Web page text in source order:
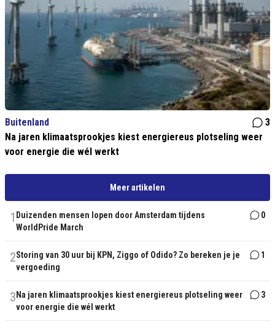
Buitenland
3
Na jaren klimaatsprookjes kiest energiereus plotseling weer
voor energie die wél werkt
Meer artikelen
1 Duizenden mensen lopen door Amsterdam tijdens
WorldPride March
0
2Storing van 30 uur bij KPN, Ziggo of Odido? Zo bereken je je
vergoeding
1
3 Na jaren klimaatsprookjes kiest energiereus plotseling weer
voor energie die wél werkt
3